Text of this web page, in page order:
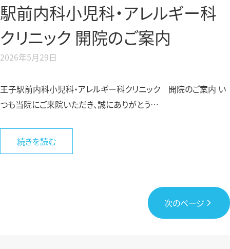
駅前内科小児科・アレルギー科
クリニック 開院のご案内
2026年5月29日
王子駅前内科小児科・アレルギー科クリニック 開院のご案内 い
つも当院にご来院いただき、誠にありがとう…
続きを読む
次のページ